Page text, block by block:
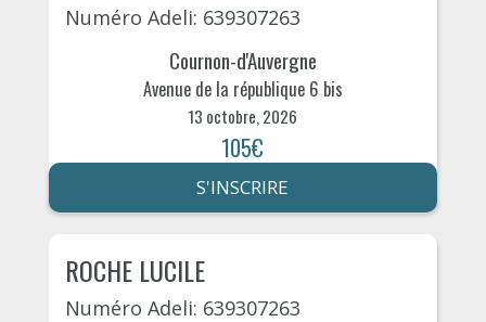
Numéro Adeli: 639307263
Cournon-d'Auvergne
Avenue de la république 6 bis
13 octobre, 2026
105€
S'INSCRIRE
ROCHE LUCILE
Numéro Adeli: 639307263